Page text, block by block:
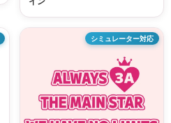
シミュレーター対応